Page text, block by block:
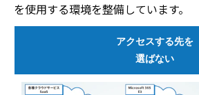
を使用する環境を整備しています。
アクセスする先を
選ばない